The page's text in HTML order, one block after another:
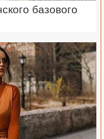
базового